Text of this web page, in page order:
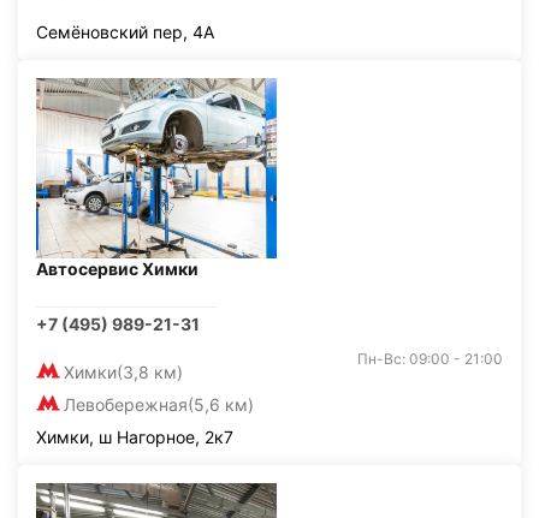
Семёновский пер, 4А
Автосервис Химки
+7 (495) 989-21-31
Химки(3,8 км)
Левобережная(5,6 км)
Пн-Вс: 09:00 - 21:00
Химки, ш Нагорное, 2к7